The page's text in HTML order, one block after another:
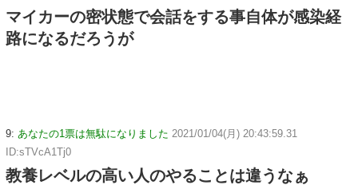
マイカーの密状態で会話をする事自体が感染経
路になるだろうが
9: あなたの1票は無駄になりました 2021/01/04(月) 20:43:59.31
ID:sTVcA1Tj0
教養レベルの高い人のやることは違うなぁ